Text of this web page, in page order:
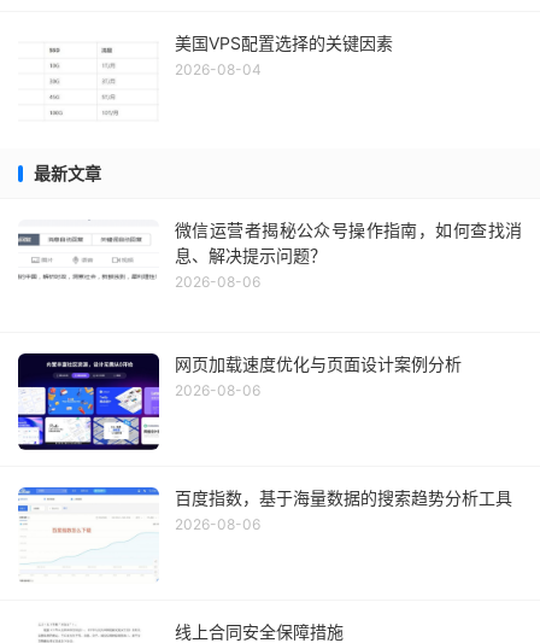
美国VPS配置选择的关键因素
2026-08-04
最新文章
微信运营者揭秘公众号操作指南，如何查找消
息、解决提示问题？
2026-08-06
网页加载速度优化与页面设计案例分析
2026-08-06
百度指数，基于海量数据的搜索趋势分析工具
2026-08-06
线上合同安全保障措施